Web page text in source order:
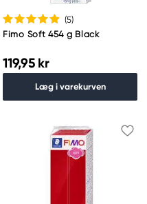
(5)
Fimo Soft 454 g Black
119,95 kr
Læg i varekurven